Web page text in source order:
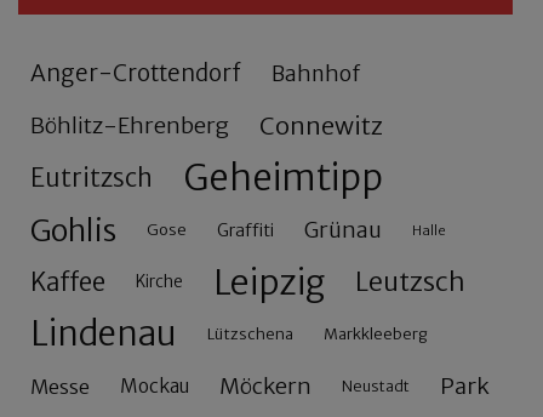
Anger-Crottendorf Bahnhof
Böhlitz-Ehrenberg Connewitz
Eutritzsch Geheimtipp
Gohlis Gose Graffiti Grünau Halle
Kaffee Kirche Leipzig Leutzsch
Lindenau Lützschena Markkleeberg
Messe Mockau Möckern Neustadt Park